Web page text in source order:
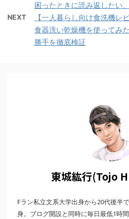
困ったときに読み返したい
NEXT
【一人暮らし向け食洗機レ
食器洗い乾燥機を使ってみ
勝手を徹底検証
東城紘行(Tojo
Fラン私立文系大学出身から20代後半
身。ブログ開設と同時に毎日最低1時